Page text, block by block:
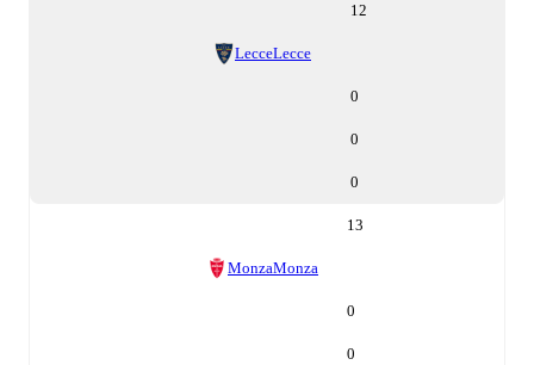
12
LecceLecce
0
0
0
13
MonzaMonza
0
0